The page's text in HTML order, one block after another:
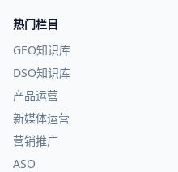
热门栏目
GEO知识库
DSO知识库
产品运营
新媒体运营
营销推广
ASO